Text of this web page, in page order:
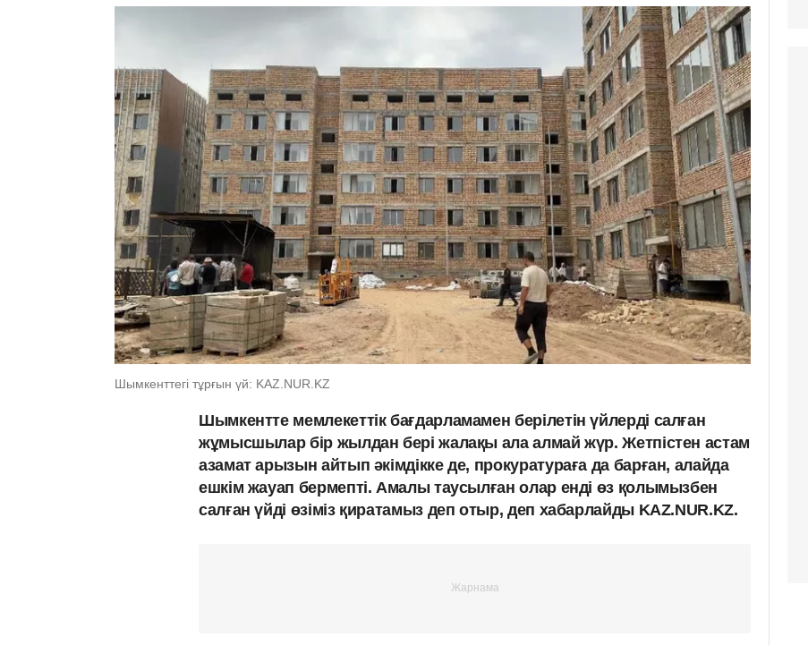
Шымкенттегі тұрғын үй: KAZ.NUR.KZ
Шымкентте мемлекеттік бағдарламамен берілетін үйлерді салған
жұмысшылар бір жылдан бері жалақы ала алмай жүр. Жетпістен астам
азамат арызын айтып әкімдікке де, прокуратураға да барған, алайда
ешкім жауап бермепті. Амалы таусылған олар енді өз қолымызбен
салған үйді өзіміз қиратамыз деп отыр, деп хабарлайды KAZ.NUR.KZ.